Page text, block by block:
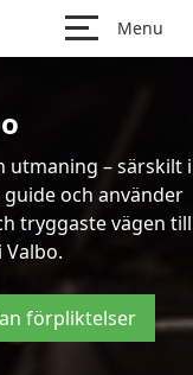
Menu
utmaning – särskilt i
och använder
tryggaste vägen till
förpliktelser